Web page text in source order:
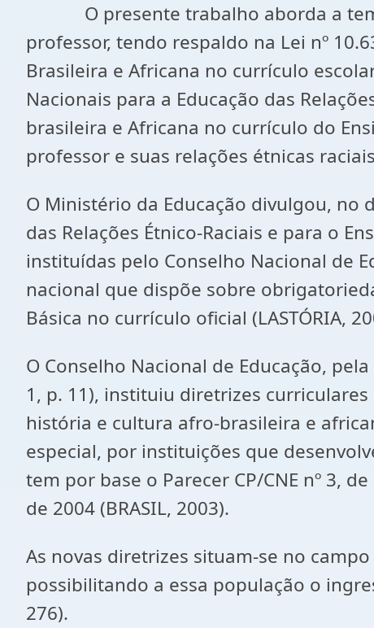
O presente trabalho aborda a
professor, tendo respaldo na Lei nº
Brasileira e Africana no currículo
Nacionais para a Educação das
brasileira e Africana no currículo do
professor e suas relações étnicas
O Ministério da Educação divulgou, no
das Relações Étnico-Raciais e para o
instituídas pelo Conselho Nacional de
nacional que dispõe sobre
Básica no currículo oficial (LASTÓRIA,
O Conselho Nacional de Educação,
1, p. 11), instituiu diretrizes
história e cultura afro-brasileira e
especial, por instituições que
tem por base o Parecer CP/CNE nº 3,
de 2004 (BRASIL, 2003).
As novas diretrizes situam-se no
possibilitando a essa população o
276).